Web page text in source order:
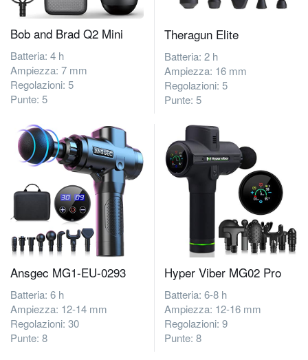
Bob and Brad Q2 Mini
Batteria: 4 h
Ampiezza: 7 mm
Regolazioni: 5
Punte: 5
Theragun Elite
Batteria: 2 h
Ampiezza: 16 mm
Regolazioni: 5
Punte: 5
Ansgec MG1-EU-0293
Batteria: 6 h
Ampiezza: 12-14 mm
Regolazioni: 30
Punte: 8
‎Hyper Viber MG02 Pro
Batteria: 6-8 h
Ampiezza: 12-16 mm
Regolazioni: 9
Punte: 8